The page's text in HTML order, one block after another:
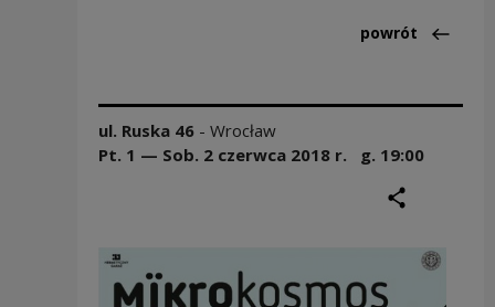
Powrót
powrót
ul. Ruska 46 - Wrocław
Pt. 1 — Sob. 2 czerwca 2018r. g. 19:00